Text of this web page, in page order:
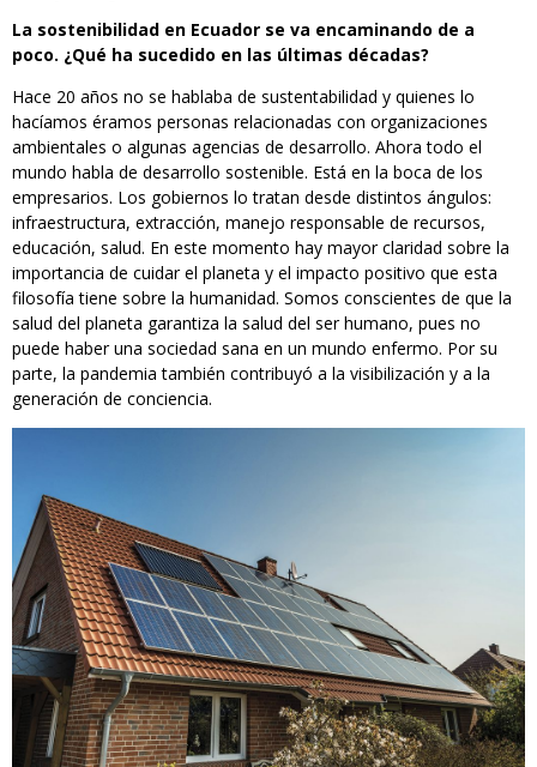
La sostenibilidad en Ecuador se va encaminando de a
poco. ¿Qué ha sucedido en las últimas décadas?
Hace 20 años no se hablaba de sustentabilidad y quienes lo
hacíamos éramos personas relacionadas con organizaciones
ambientales o algunas agencias de desarrollo. Ahora todo el
mundo habla de desarrollo sostenible. Está en la boca de los
empresarios. Los gobiernos lo tratan desde distintos ángulos:
infraestructura, extracción, manejo responsable de recursos,
educación, salud. En este momento hay mayor claridad sobre la
importancia de cuidar el planeta y el impacto positivo que esta
filosofía tiene sobre la humanidad. Somos conscientes de que la
salud del planeta garantiza la salud del ser humano, pues no
puede haber una sociedad sana en un mundo enfermo. Por su
parte, la pandemia también contribuyó a la visibilización y a la
generación de conciencia.